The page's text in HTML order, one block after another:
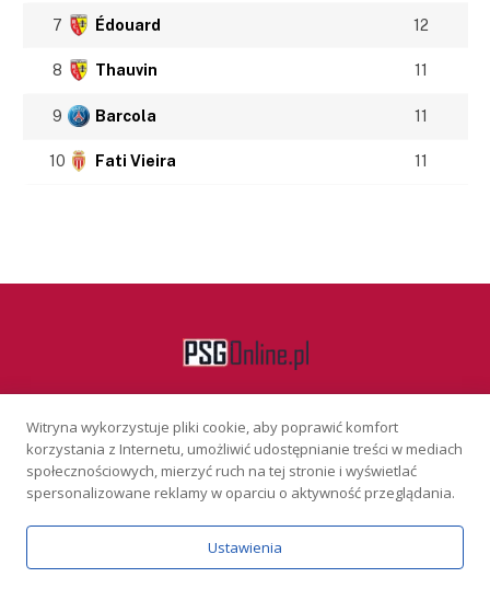
7 Édouard 12
8 Thauvin 11
9 Barcola 11
10 Fati Vieira 11
Facebook
KONTAKT REKLAMA POLITYKA PRYWATNOŚCI
Serwis wyłącznie dla osób powyżej 18 lat. Hazard może uzależniać.
Graj odpowiedzialnie.Szczegóły
Witryna wykorzystuje pliki cookie, aby poprawić komfort
korzystania z Internetu, umożliwić udostępnianie treści w mediach
społecznościowych, mierzyć ruch na tej stronie i wyświetlać
spersonalizowane reklamy w oparciu o aktywność przeglądania.
Ustawienia